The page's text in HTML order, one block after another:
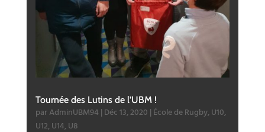
Tournée des Lutins de l’UBM !
parAdminUBM94 | Déc 13, 2020 | École de Rugby,U10,
U12,U14,U8